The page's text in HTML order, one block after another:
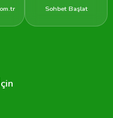
Sohbet Başlat